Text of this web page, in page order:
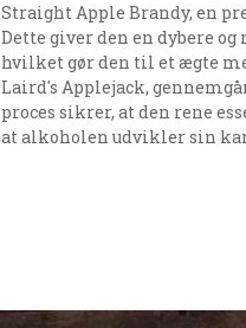
Straight Apple Brandy, en
Dette giver den en dybere
hvilket gør den til et ægte
Laird's Applejack,
proces sikrer, at den rene
at alkoholen udvikler sin